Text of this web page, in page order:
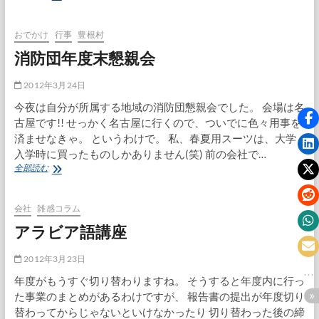
だ
雪
が
る
な
おでかけ 行事 豊根村
消防団年度末懇親会
2012年3月24日
今夜は自分が所属する地域の消防団懇親会でした。 会場は名
古屋です!! せっかく名古屋に行くので、ついでに色々用事を
済ませなきゃ。 というわけで。 私、春夏用スーツは、大学
入学時に買ったものしかありません(笑) 前の会社で…
全部読む消
年
度
末
親
会社 雑感コラム
アラビア語講座
2012年3月23日
年度がもうすぐ切り替わりますね。 そうすると年度内に行っ
た事業のまとめがあるわけですが、 報告書の提出が年度切り
替わってからじゃないといけなかったり 切り替わった後の締